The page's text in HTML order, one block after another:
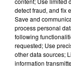
Votre message*
detect fraud, and fix
Save and
process personal
following
requested; Use
other data sources;
information